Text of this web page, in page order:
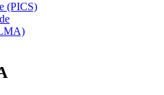
(PICS)